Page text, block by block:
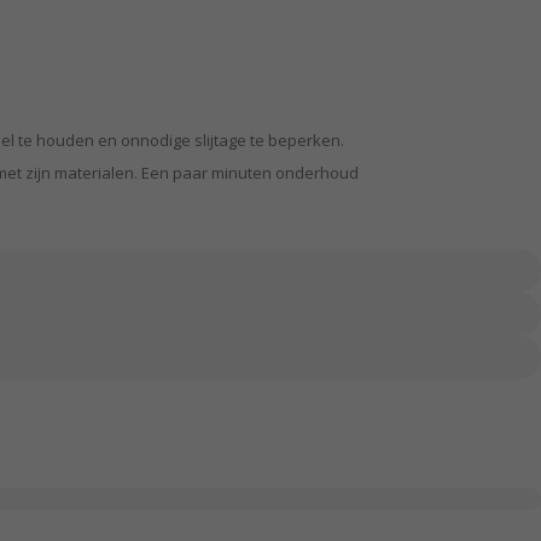
te houden en onnodige slijtage te beperken.
zijn materialen. Een paar minuten onderhoud